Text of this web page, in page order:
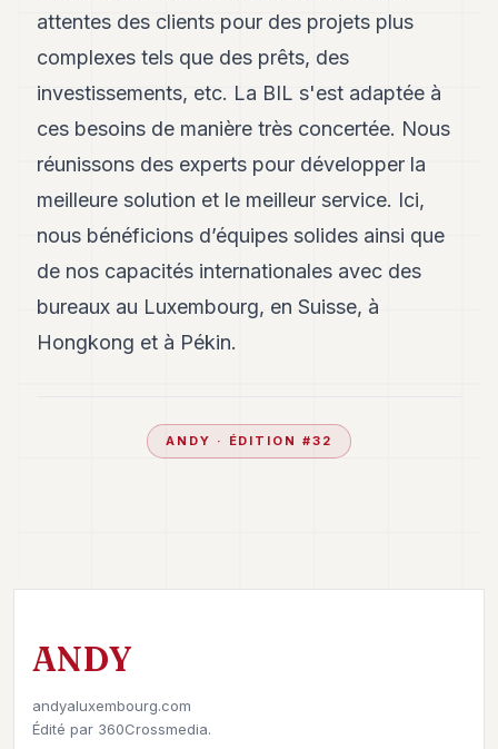
attentes des clients pour des projets plus
complexes tels que des prêts, des
investissements, etc. La BIL s'est adaptée à
ces besoins de manière très concertée. Nous
réunissons des experts pour développer la
meilleure solution et le meilleur service. Ici,
nous bénéficions d’équipes solides ainsi que
de nos capacités internationales avec des
bureaux au Luxembourg, en Suisse, à
Hongkong et à Pékin.
ANDY · ÉDITION #32
ANDY
andyaluxembourg.com
Édité par 360Crossmedia.